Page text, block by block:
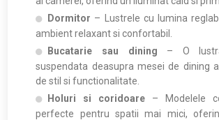
Dormitor – Lustrele cu lumina
ambient relaxant si confortabil.
Bucatarie sau dining – O
suspendata deasupra mesei de dining
de stil si functionalitate.
Holuri si coridoare – Modelele
perfecte pentru spatii mai mici,